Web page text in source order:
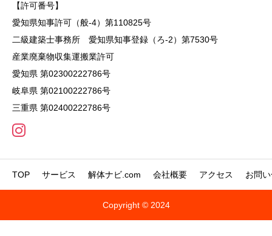
【許可番号】
愛知県知事許可（般-4）第110825号
二級建築士事務所 愛知県知事登録（ろ-2）第7530号
産業廃棄物収集運搬業許可
愛知県 第02300222786号
岐阜県 第02100222786号
三重県 第02400222786号
TOP サービス 解体ナビ.com 会社概要 アクセス お問
Copyright © 2024